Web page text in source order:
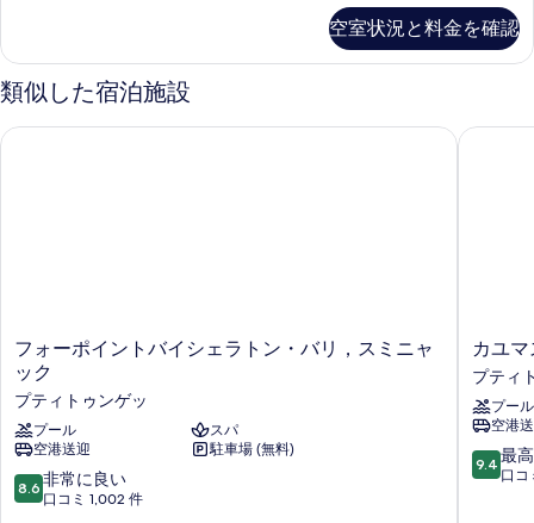
写
真
表
ド
1
台
ソ
付
き
の
す
べ
て
ン
グ
ベ
ド
細
空室状況と料金を確認
類似した宿泊施設
フ
ォ
ー
ポ
イ
ン
ト
バ
フォーポイントバイシェラトン・バリ，スミニャ
ック
プティトゥンゲッ
プール
スパ
空港送迎
駐車場 (無料)
10
段
8.6 非常に良い
口コミ 1,002 件
フォーポイントバイシェラトン・バリ，スミニャック
カ
ユ
マ
ス
ス
ミ
ニ
カユ
プティ
プール
空港
10
段
9.4 最
口コ
カユマ